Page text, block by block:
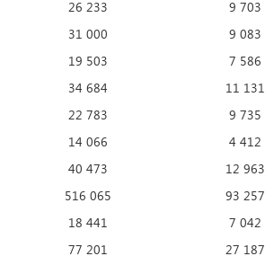
26 233
9 703
31 000
9 083
19 503
7 586
34 684
11 131
22 783
9 735
14 066
4 412
40 473
12 963
516 065
93 257
18 441
7 042
77 201
27 187